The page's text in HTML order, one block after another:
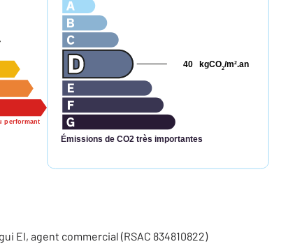
performant
Émissions de CO2 très importantes
kgCO2/m2.an
40
EI, agent commercial (RSAC 834810822)